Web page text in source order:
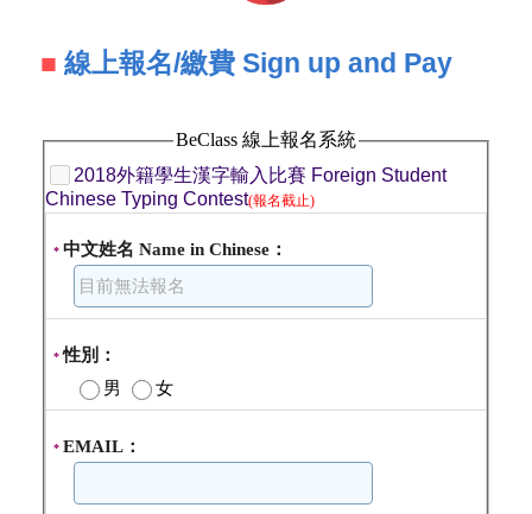
■ 線上報名/繳費 Sign up and Pay